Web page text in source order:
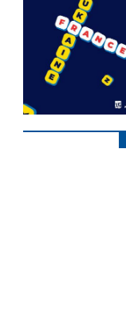
Mise à jour avril
2024
FEUILLETER